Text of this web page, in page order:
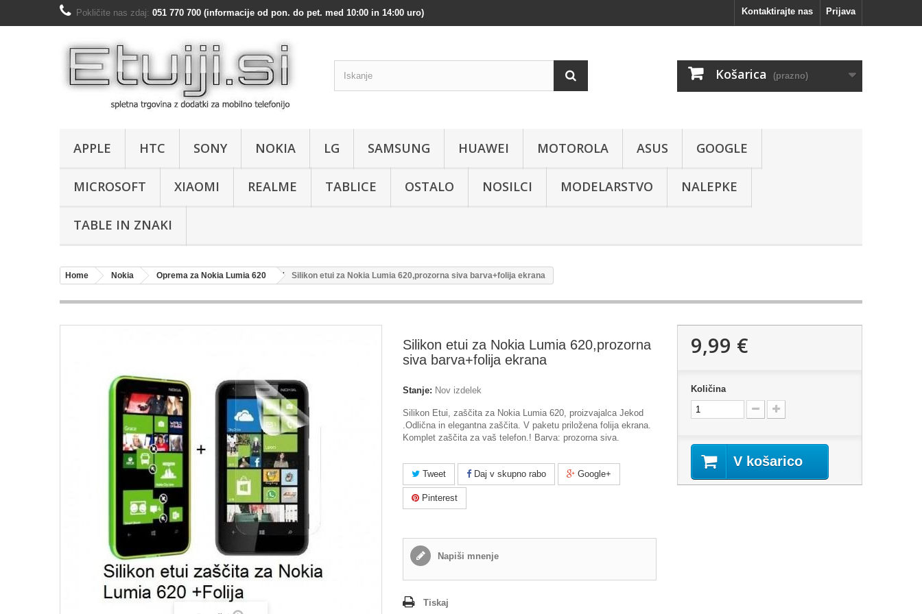
Prijava
Kontaktirajte nas
Pokličite nas zdaj: 051 770 700 (informacije od pon. do pet. med 10:00 in 14:00 uro)
Košarica (prazno)
APPLE HTC SONY NOKIA LG SAMSUNG HUAWEI MOTOROLA ASUS GOOGLE
MICROSOFT XIAOMI REALME TABLICE OSTALO NOSILCI MODELARSTVO NALEPKE
TABLE IN ZNAKI
Home Nokia Oprema za Nokia Lumia 620 Silikon etui za Nokia Lumia 620,prozorna siva barva+folija ekrana
Silikon etui za Nokia Lumia 620,prozorna
siva barva+folija ekrana
Stanje: Nov izdelek
Silikon Etui, zaščita za Nokia Lumia 620, proizvajalca Jekod
.Odlična in elegantna zaščita. V paketu priložena folija ekrana.
Komplet zaščita za vaš telefon.! Barva: prozorna siva.
Tweet Daj v skupno rabo Google+
Pinterest
Napiši mnenje
Tiskaj
9,99 €
Količina
V košarico